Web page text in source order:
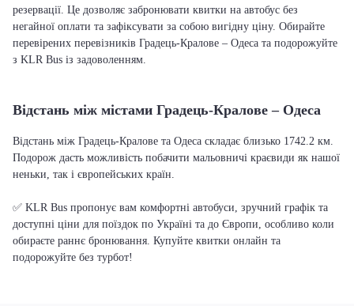
резервації. Це дозволяє забронювати квитки на автобус без
негайної оплати та зафіксувати за собою вигідну ціну. Обирайте
перевірених перевізників Градець-Кралове – Одеса та подорожуйте
з KLR Bus із задоволенням.
Відстань між містами Градець-Кралове – Одеса
Відстань між Градець-Кралове та Одеса складає близько 1742.2 км.
Подорож дасть можливість побачити мальовничі краєвиди як нашої
неньки, так і європейських країн.
✅ KLR Bus пропонує вам комфортні автобуси, зручний графік та
доступні ціни для поїздок по Україні та до Європи, особливо коли
обираєте раннє бронювання. Купуйте квитки онлайн та
подорожуйте без турбот!